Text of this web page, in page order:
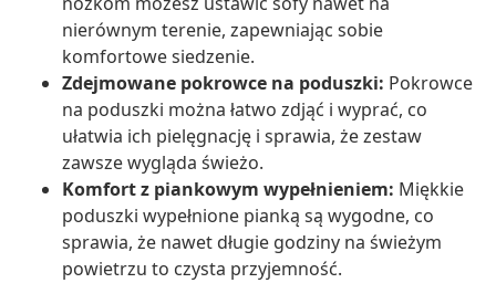
nierównym terenie, zapewniając sobie
komfortowe siedzenie.
Zdejmowane pokrowce na poduszki: Pokrowce
na poduszki można łatwo zdjąć i wyprać, co
ułatwia ich pielęgnację i sprawia, że zestaw
zawsze wygląda świeżo.
Komfort z piankowym wypełnieniem: Miękkie
poduszki wypełnione pianką są wygodne, co
sprawia, że nawet długie godziny na świeżym
powietrzu to czysta przyjemność.